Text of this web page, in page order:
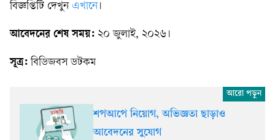
বিজ্ঞপ্তিটি দেখুন এখানে।
আবেদনের শেষ সময়: ২০ জুলাই, ২০২৬।
সূত্র: বিডিজবস ডটকম
শপআপে নিয়োগ, অভিজ্ঞতা ছাড়াও
আবেদনের সুযোগ